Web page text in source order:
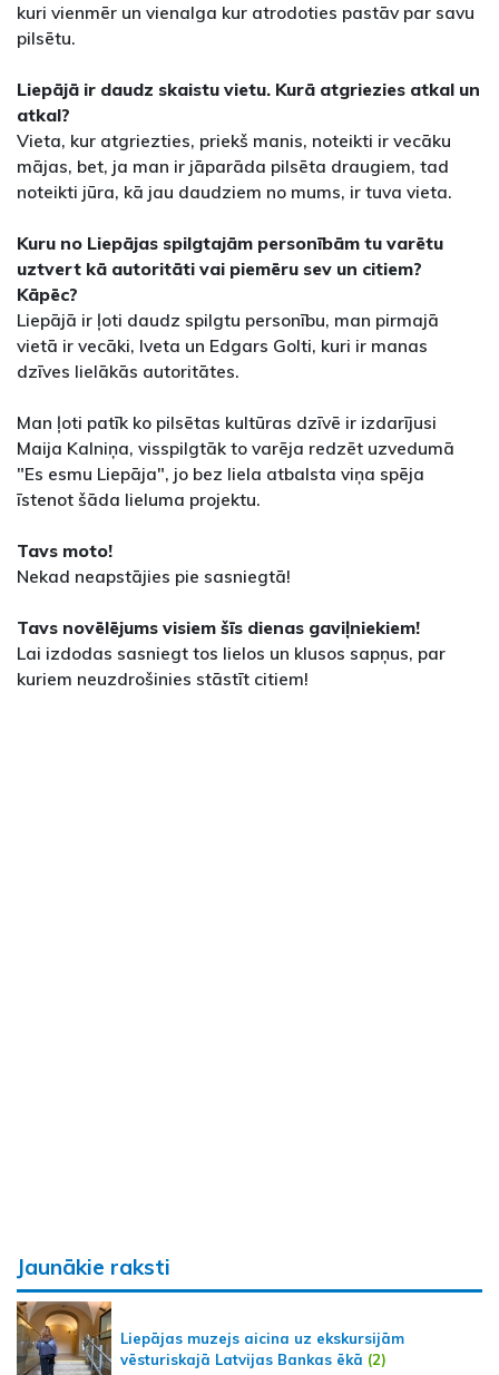
kuri vienmēr un vienalga kur atrodoties pastāv par savu
pilsētu.
Liepājā ir daudz skaistu vietu. Kurā atgriezies atkal un
atkal?
Vieta, kur atgriezties, priekš manis, noteikti ir vecāku
mājas, bet, ja man ir jāparāda pilsēta draugiem, tad
noteikti jūra, kā jau daudziem no mums, ir tuva vieta.
Kuru no Liepājas spilgtajām personībām tu varētu
uztvert kā autoritāti vai piemēru sev un citiem?
Kāpēc?
Liepājā ir ļoti daudz spilgtu personību, man pirmajā
vietā ir vecāki, Iveta un Edgars Golti, kuri ir manas
dzīves lielākās autoritātes.
Man ļoti patīk ko pilsētas kultūras dzīvē ir izdarījusi
Maija Kalniņa, visspilgtāk to varēja redzēt uzvedumā
"Es esmu Liepāja", jo bez liela atbalsta viņa spēja
īstenot šāda lieluma projektu.
Tavs moto!
Nekad neapstājies pie sasniegtā!
Tavs novēlējums visiem šīs dienas gaviļniekiem!
Lai izdodas sasniegt tos lielos un klusos sapņus, par
kuriem neuzdrošinies stāstīt citiem!
Jaunākie raksti
Liepājas muzejs aicina uz ekskursijām
vēsturiskajā Latvijas Bankas ēkā (2)